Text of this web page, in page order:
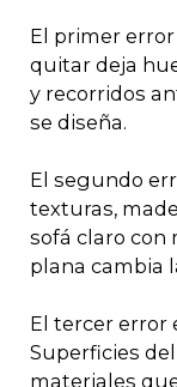
El primer
quitar deja
y recorridos
se diseña.
El segundo
texturas,
sofá claro con
plana cambia
El tercer error
Superficies
materiales